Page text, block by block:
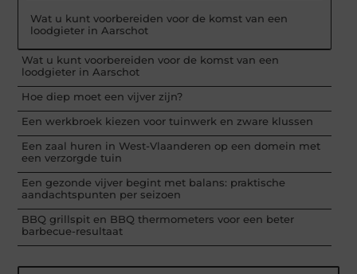
Wat u kunt voorbereiden voor de komst van een
loodgieter in Aarschot
Wat u kunt voorbereiden voor de komst van een
loodgieter in Aarschot
Hoe diep moet een vijver zijn?
Een werkbroek kiezen voor tuinwerk en zware klussen
Een zaal huren in West-Vlaanderen op een domein met
een verzorgde tuin
Een gezonde vijver begint met balans: praktische
aandachtspunten per seizoen
BBQ grillspit en BBQ thermometers voor een beter
barbecue-resultaat